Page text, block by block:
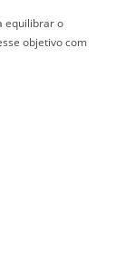
equilibrar o
objetivo com